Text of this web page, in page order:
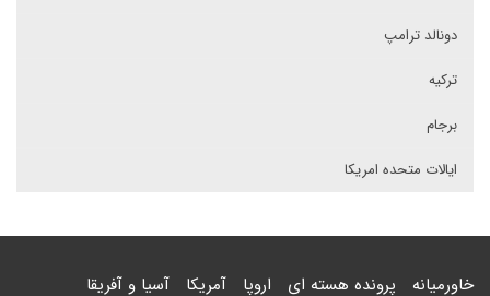
دونالد ترامپ
ترکیه
برجام
ایالات متحده امریکا
خاورمیانه پرونده هسته ای اروپا آمریکا آسیا و آفریقا